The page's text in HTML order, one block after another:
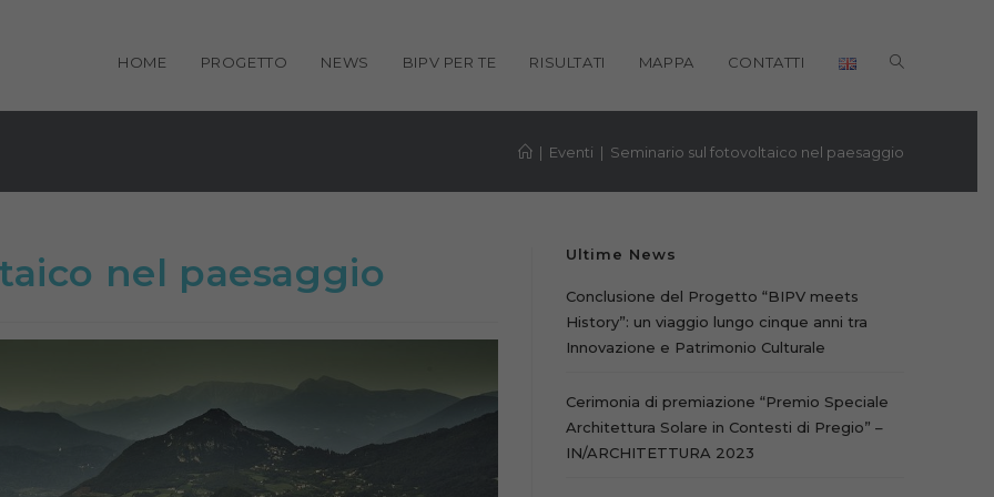
HOME PROGETTO NEWS BIPV PER TE RISULTATI MAPPA CONTATTI ATTIVA/
LA
RICERCA
SUL
| Eventi | Seminario sul fotovoltaico nel paesaggio
nel paesaggio Ultime News
Conclusione del Progetto “BIPV meets
History”: un viaggio lungo cinque anni tra
Innovazione e Patrimonio Culturale
Cerimonia di premiazione “Premio Speciale
Architettura Solare in Contesti di Pregio” –
IN/ARCHITETTURA 2023